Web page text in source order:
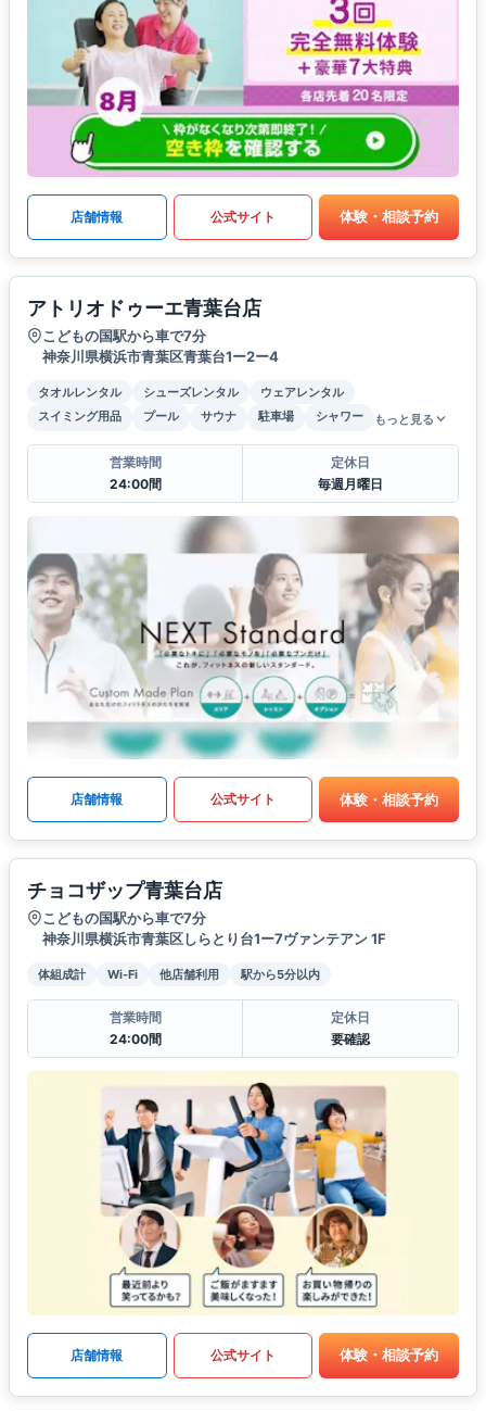
店舗情報 公式サイト 体験・相談予約
アトリオドゥーエ青葉台店
こどもの国駅から車で7分
神奈川県横浜市青葉区青葉台1ー2ー4
タオルレンタル シューズレンタル
ウェアレンタル
スイミング用品
プール サウナ 駐車場 シャワー もっと見る
営業時間
24:00間
定休日
毎週月曜日
店舗情報 公式サイト 体験・相談予約
チョコザップ青葉台店
こどもの国駅から車で7分
神奈川県横浜市青葉区しらとり台1ー7ヴァンテアン 1F
体組成計 Wi-Fi 他店舗利用 駅から5分以内
営業時間
24:00間
定休日
要確認
店舗情報 公式サイト 体験・相談予約